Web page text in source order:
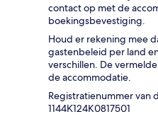
contact op met de
boekingsbevestiging.
Houd er rekening mee
gastenbeleid per land
verschillen. De
de accommodatie.
Registratienummer van
1144Κ124K0817501